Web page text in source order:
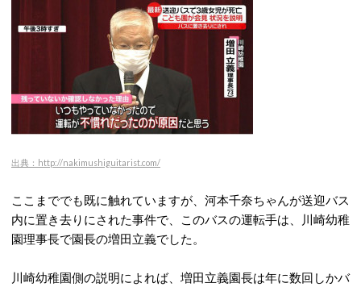
出典：http://nakimushiguitarist.com/
ここまででも既に触れていますが、河本千奈ちゃんが送迎バス
内に置き去りにされた事件で、このバスの運転手は、川崎幼稚
園理事長で園長の増田立義でした。
川崎幼稚園側の説明によれば、増田立義園長は年に数回しかバ